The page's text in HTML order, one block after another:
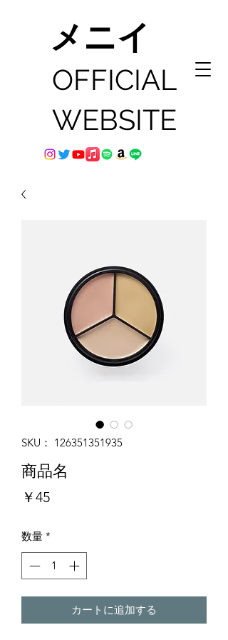
メニイ
OFFICIAL
WEBSITE
SKU： 126351351935
商品名
￥45価
数量 *
カートに追加する